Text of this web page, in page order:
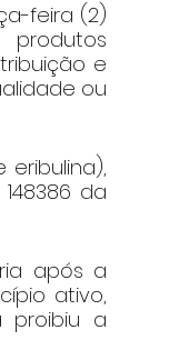
feira (2)
e
ou
da
após a
ativo,
proibiu a